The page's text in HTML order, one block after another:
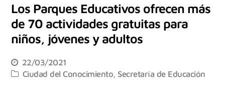
Los Parques Educativos ofrecen más
de 70 actividades gratuitas para
niños, jóvenes y adultos
22/03/2021
Ciudad del Conocimiento Secretaría de Educación